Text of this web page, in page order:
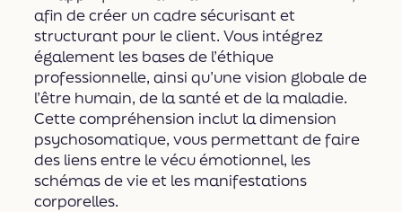
afin de créer un cadre sécurisant et
structurant pour le client. Vous intégrez
également les bases de l’éthique
professionnelle, ainsi qu’une vision globale de
l’être humain, de la santé et de la maladie.
Cette compréhension inclut la dimension
psychosomatique, vous permettant de faire
des liens entre le vécu émotionnel, les
schémas de vie et les manifestations
corporelles.